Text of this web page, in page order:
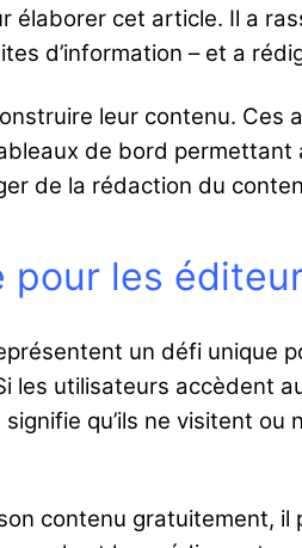
élaborer cet article. Il a
d’information – et a
leur contenu.
de bord
de la rédaction du
pour les
un défi unique
les utilisateurs accèdent
qu’ils ne visitent
contenu gratuitement,